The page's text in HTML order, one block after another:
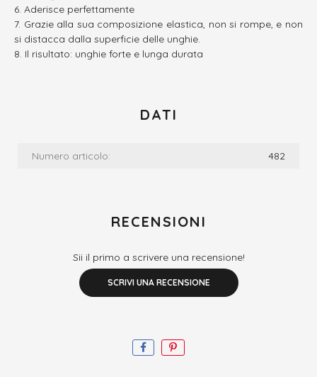
Aderisce perfettamente
Grazie alla sua composizione elastica, non si rompe, e non
si distacca dalla superficie delle unghie.
Il risultato: unghie forte e lunga durata
DATI
Numero articolo: 482
RECENSIONI
Sii il primo a scrivere una recensione!
SCRIVI UNA RECENSIONE